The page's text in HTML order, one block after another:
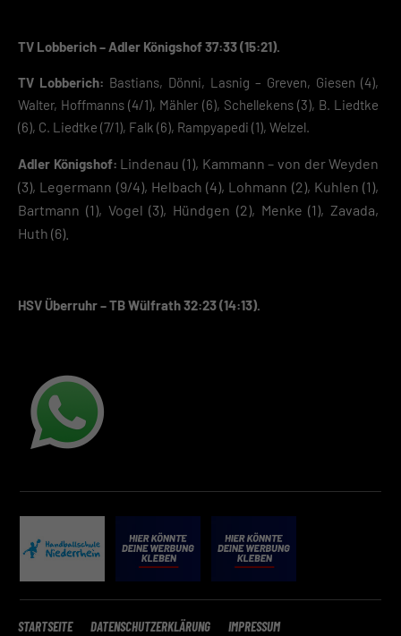
TV Lobberich – Adler Königshof 37:33 (15:21).
TV Lobberich: Bastians, Dönni, Lasnig – Greven, Giesen (4),
Walter, Hoffmanns (4/1), Mähler (6), Schellekens (3), B. Liedtke
(6), C. Liedtke (7/1), Falk (6), Rampyapedi (1), Welzel.
Adler Königshof: Lindenau (1), Kammann – von der Weyden
(3), Legermann (9/4), Helbach (4), Lohmann (2), Kuhlen (1),
Bartmann (1), Vogel (3), Hündgen (2), Menke (1), Zavada,
Huth (6).
HSV Überruhr – TB Wülfrath 32:23 (14:13).
STARTSEITE DATENSCHUTZERKLÄRUNG IMPRESSUM